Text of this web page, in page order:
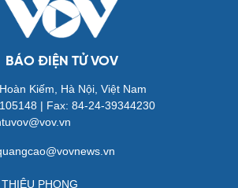
Ăn sạch sống khỏe
Văn hóa
Âm nhạc
BÁO ĐIỆN TỬ VOV
Kiếm, Hà Nội, Việt Nam
| Fax: 84-24-39344230
PHONG